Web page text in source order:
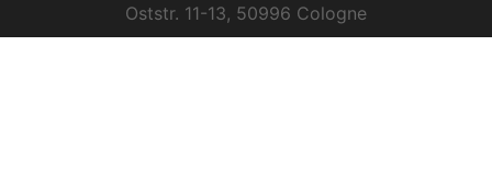
Oststr. 11-13, 50996 Cologne